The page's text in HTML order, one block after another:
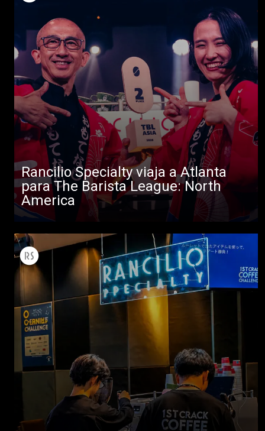
Rancilio Specialty viaja a Atlanta
para The Barista League: North
America
Todos
Productos
Noticias
Más